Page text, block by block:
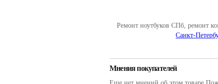
Ремонт ноутбуков СПб, ремонт
Санкт-
Мнения покупателей